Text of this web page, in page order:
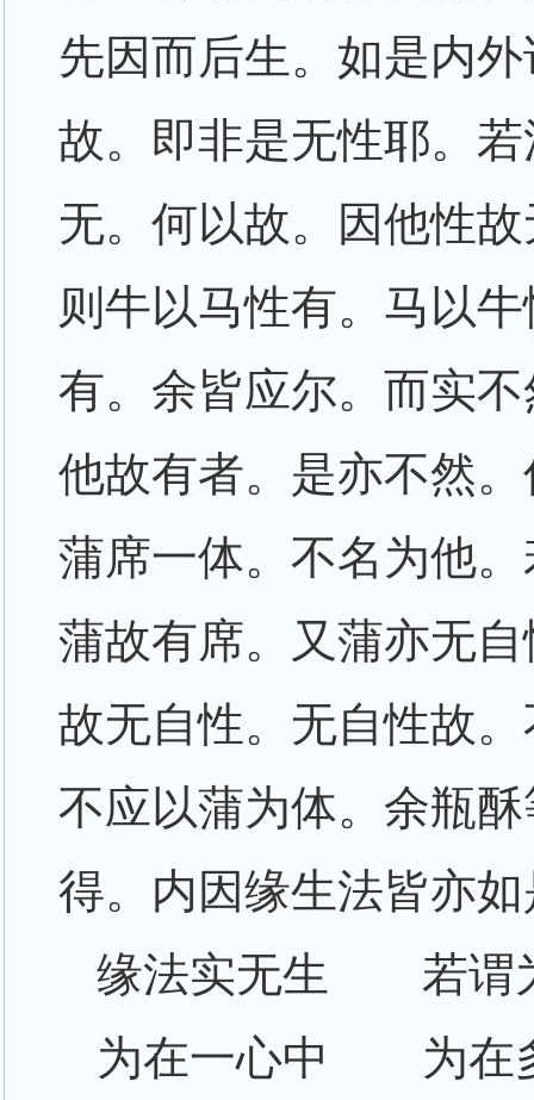
先因而后生。如是内
故。即非是无性耶。
无。何以故。因他性
则牛以马性有。马以
有。余皆应尔。而实
他故有者。是亦不然
蒲席一体。不名为他
蒲故有席。又蒲亦无
故无自性。无自性故
不应以蒲为体。余瓶
得。内因缘生法皆亦
缘法实无生 若谓
为在一心中 为在